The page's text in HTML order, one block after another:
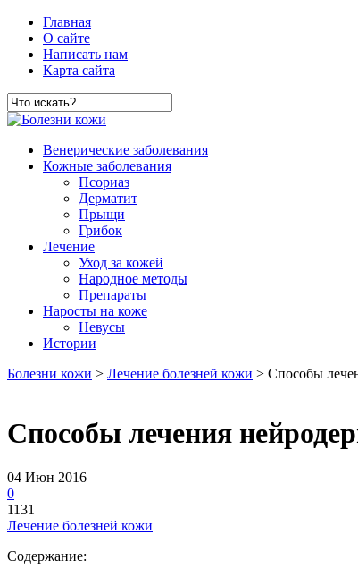
Главная
О сайте
Написать нам
Карта сайта
Венерические заболевания
Кожные заболевания
Псориаз
Дерматит
Прыщи
Грибок
Лечение
Уход за кожей
Народное методы
Препараты
Наросты на коже
Невусы
Истории
Болезни кожи > Лечение болезней кожи > Способы
Способы лечения
04 Июн 2016
0
1131
Лечение болезней кожи
Содержание: